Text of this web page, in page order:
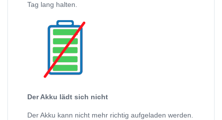
Tag lang halten.
Der Akku lädt sich nicht
Der Akku kann nicht mehr richtig aufgeladen werden.